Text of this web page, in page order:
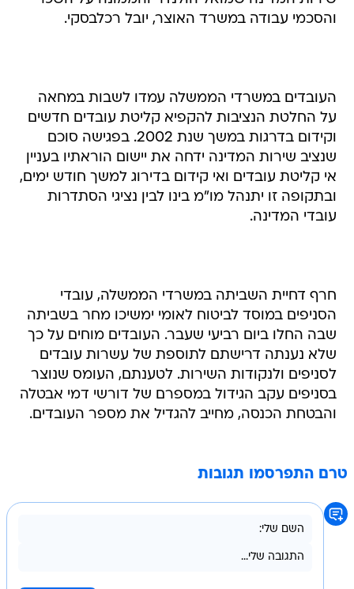
והסכמי עבודה במשרד האוצר, יובל רכלבסקי.
העובדים במשרדי הממשלה עמדו לשבות במחאה
על החלטת הנציבות להקפיא קליטת עובדים חדשים
וקידום בדרגות במשך שנת 2002. בפגישה סוכם
שנציב שירות המדינה ידחה את יישום הוראתיו בעניין
אי קליטת עובדים ואי קידום בדירוג למשך חודש ימים,
ובתקופה זו יתנהל מו"מ בינו לבין נציגי הסתדרות
עובדי המדינה.
חרף דחיית השביתה במשרדי הממשלה, עובדי
הסניפים במוסד לביטוח לאומי ימשיכו מחר בשביתה
שבה החלו ביום רביעי שעבר. העובדים מוחים על כך
שלא נענתה דרישתם לתוספת של עשרות עובדים
לסניפים ולנקודות השירות. לטענתם, העומס שנוצר
בסניפים עקב הגידול במספרם של דורשי דמי אבטלה
והבטחת הכנסה, מחייב להגדיל את מספר העובדים.
טרם התפרסמו תגובות